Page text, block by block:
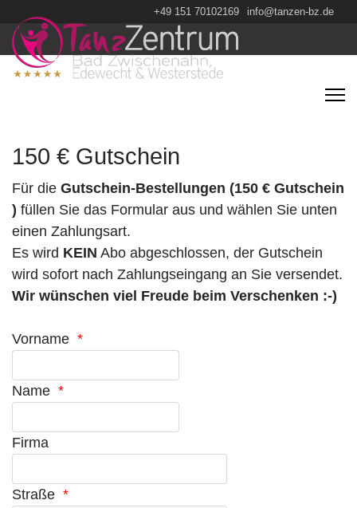
+49 151 70102169 info@tanzen-bz.de
150 € Gutschein
Für die Gutschein-Bestellungen (150 € Gutschein
) füllen Sie das Formular aus und wählen Sie unten
einen Zahlungsart.
Es wird KEIN Abo abgeschlossen, der Gutschein
wird sofort nach Zahlungseingang an Sie versendet.
Wir wünschen viel Freude beim Verschenken :-)
Vorname *
Name *
Firma
Straße *